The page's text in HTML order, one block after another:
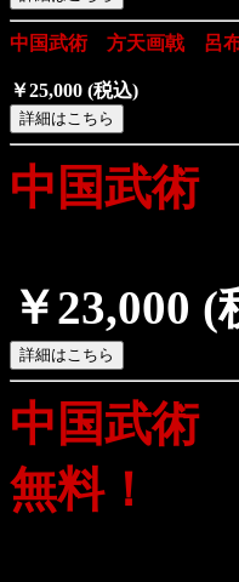
中国武術 方天画戟 呂
￥25,000 (税込)
中国武
￥23,000 (
中国武術
無料！